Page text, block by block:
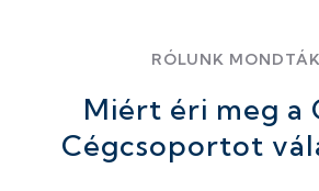
RÓLUNK MONDTÁK
Miért éri meg a
Cégcsoportot